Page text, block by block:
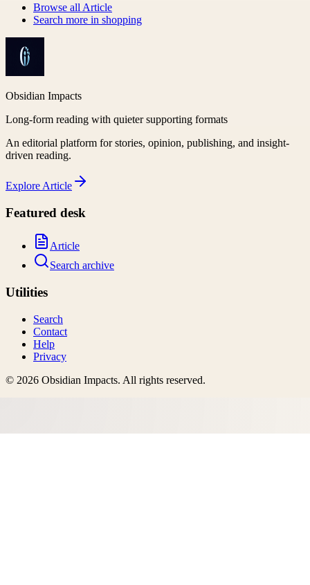
Browse all Article
Search more in shopping
Obsidian Impacts
Long-form reading with quieter supporting formats
An editorial platform for stories, opinion, publishing, and insight-
driven reading.
Explore Article
Featured desk
Article
Search archive
Utilities
Search
Contact
Help
Privacy
© 2026 Obsidian Impacts. All rights reserved.